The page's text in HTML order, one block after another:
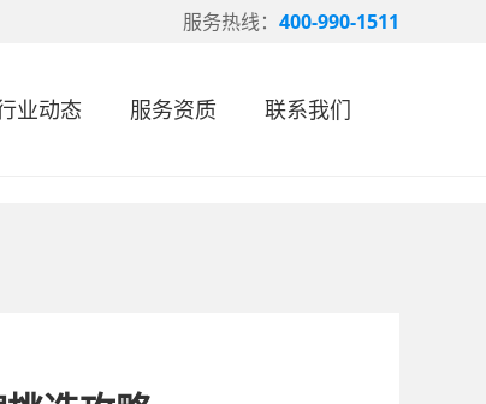
服务热线： 400-990-1511
业动态 服务资质 联系我们